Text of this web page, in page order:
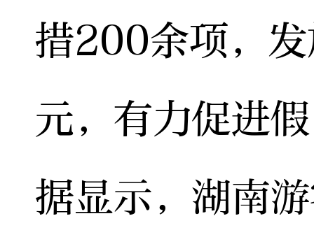
措200余项，
元，有力促进
据显示，湖南